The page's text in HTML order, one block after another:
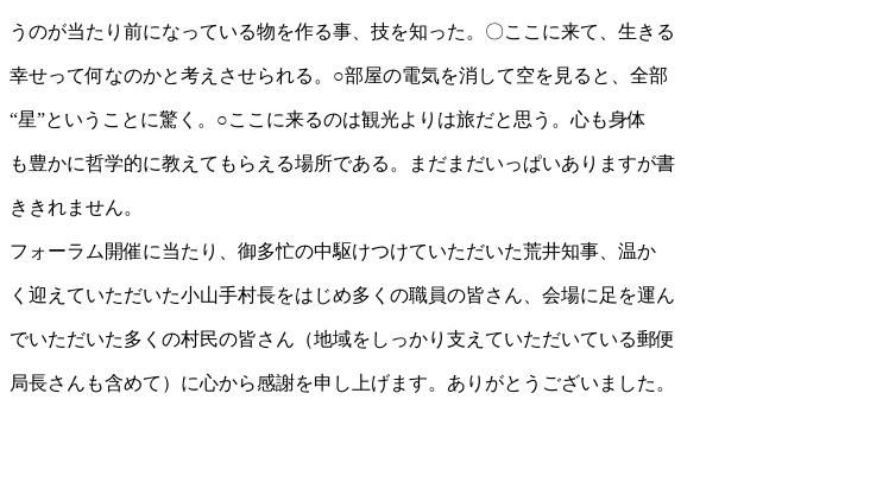
うのが当たり前になっている物を作る事、技を知った。〇ここに来て、生きる
幸せって何なのかと考えさせられる。○部屋の電気を消して空を見ると、全部
“星”ということに驚く。○ここに来るのは観光よりは旅だと思う。心も身体
も豊かに哲学的に教えてもらえる場所である。まだまだいっぱいありますが書
ききれません。
フォーラム開催に当たり、御多忙の中駆けつけていただいた荒井知事、温か
く迎えていただいた小山手村長をはじめ多くの職員の皆さん、会場に足を運ん
でいただいた多くの村民の皆さん（地域をしっかり支えていただいている郵便
局長さんも含めて）に心から感謝を申し上げます。ありがとうございました。